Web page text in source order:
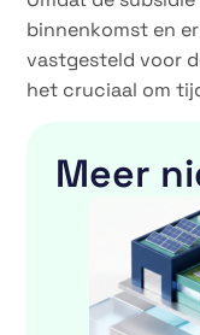
binnenkomst en
vastgesteld voor
het cruciaal om
Meer